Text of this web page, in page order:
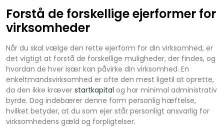
Forstå de forskellige ejerformer for
virksomheder
Når du skal vælge den rette ejerform for din virksomhed, er
det vigtigt at forstå de forskellige muligheder, der findes, og
hvordan de hver især kan påvirke din virksomhed. En
enkeltmandsvirksomhed er ofte den mest ligetil at oprette,
da den ikke kræver startkapital og har minimal administrativ
byrde. Dog indebærer denne form personlig hæftelse,
hvilket betyder, at du som ejer står personligt ansvarlig for
virksomhedens gæld og forpligtelser.